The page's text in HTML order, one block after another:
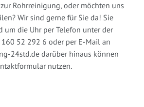
Rohrreinigung, oder möchten uns
Wir sind gerne für Sie da! Sie
um die Uhr per Telefon unter der
52 292 6 oder per E-Mail an
24std.de darüber hinaus können
nutzen.